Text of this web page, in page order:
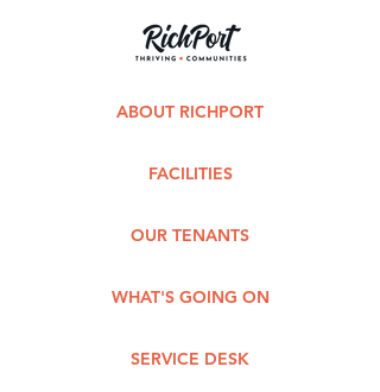
ABOUT RICHPORT
FACILITIES
OUR TENANTS
WHAT'S GOING ON
SERVICE DESK